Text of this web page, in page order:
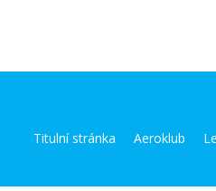
Titulní stránka Aeroklub